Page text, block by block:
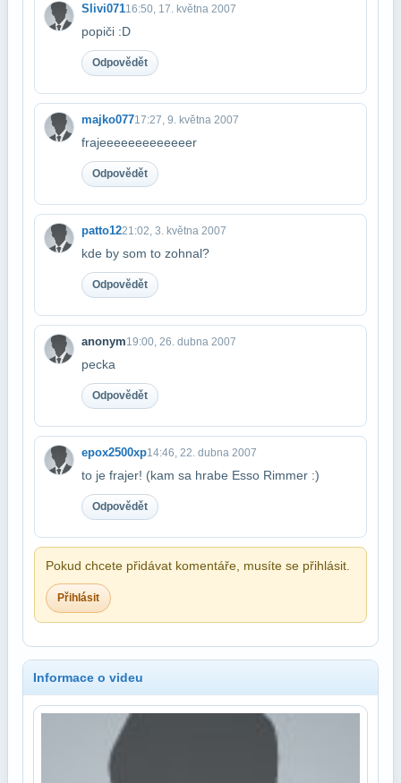
Slivi07116:50, 17. května 2007
popiči :D
Odpovědět
majko07717:27, 9. května 2007
frajeeeeeeeeeeeeer
Odpovědět
patto1221:02, 3. května 2007
kde by som to zohnal?
Odpovědět
anonym19:00, 26. dubna 2007
pecka
Odpovědět
epox2500xp14:46, 22. dubna 2007
to je frajer! (kam sa hrabe Esso Rimmer :)
Odpovědět
Pokud chcete přidávat komentáře, musíte se přihlásit.
Přihlásit
Informace o videu